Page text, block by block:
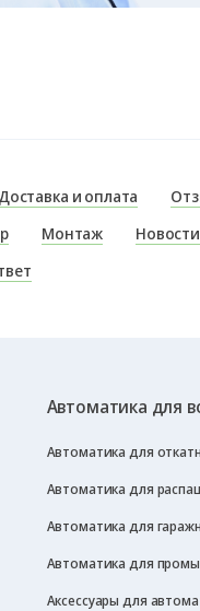
Доставка и оплата
Монтаж
Автоматика для
Автоматика для
Автоматика для
Автоматика для
Автоматика для
Аксессуары для